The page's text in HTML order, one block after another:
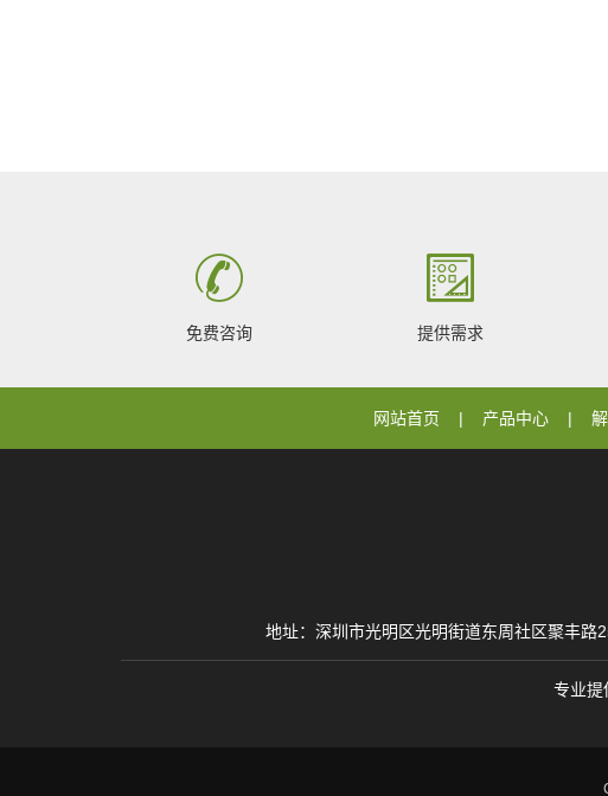
免费咨询 提供需求
网站首页 产品中心
地址：深圳市光明区光明街道东周社区聚丰
专业提